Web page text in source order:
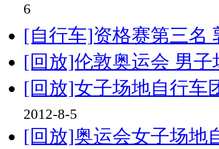
6
[自行车]资格赛第三名
[回放]伦敦奥运会 男
[回放]女子场地自行车
2012-8-5
[回放]奥运会女子场地